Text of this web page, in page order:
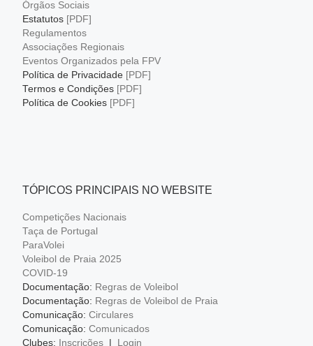
Órgãos Sociais
Estatutos [PDF]
Regulamentos
Associações Regionais
Eventos Organizados pela FPV
Política de Privacidade [PDF]
Termos e Condições [PDF]
Política de Cookies [PDF]
TÓPICOS PRINCIPAIS NO WEBSITE
Competições Nacionais
Taça de Portugal
ParaVolei
Voleibol de Praia 2025
COVID-19
Documentação: Regras de Voleibol
Documentação: Regras de Voleibol de Praia
Comunicação: Circulares
Comunicação: Comunicados
Clubes: Inscrições| Login